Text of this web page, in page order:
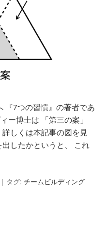
『7つの習慣』の著者であ
ー博士は 「第三の案」
しくは本記事の図を見
したかというと、 これ
タグ:チームビルディング